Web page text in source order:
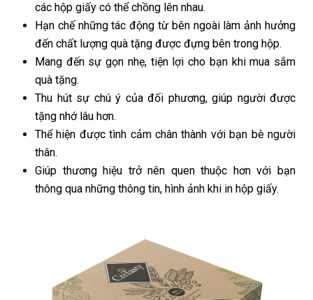
các hộp giấy có thể chồng lên nhau.
Hạn chế những tác động từ bên ngoài làm ảnh hưởng
đến chất lượng quà tặng được đựng bên trong hộp.
Mang đến sự gọn nhẹ, tiện lợi cho bạn khi mua sắm
quà tặng.
Thu hút sự chú ý của đối phương, giúp người được
tặng nhớ lâu hơn.
Thể hiện được tình cảm chân thành với bạn bè người
thân.
Giúp thương hiệu trở nên quen thuộc hơn với bạn
thông qua những thông tin, hình ảnh khi in hộp giấy.